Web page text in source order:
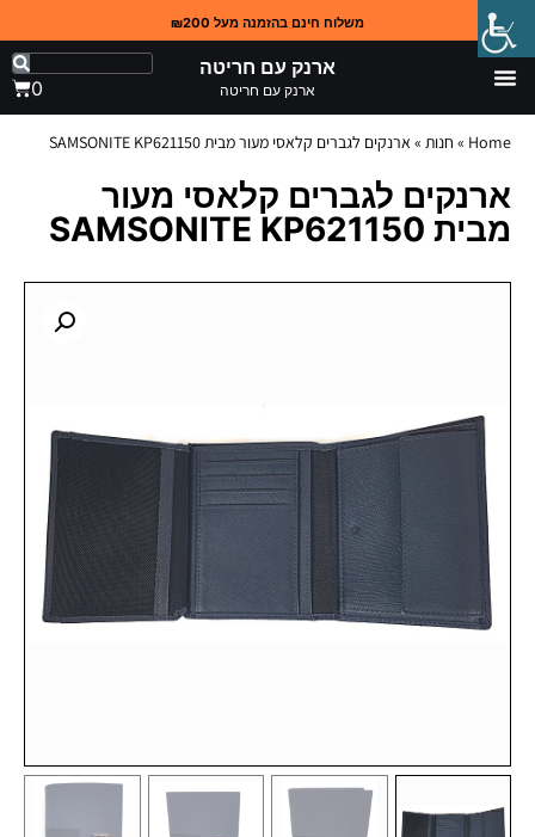
משלוח חינם בהזמנה מעל ₪200
ארנק עם חריטה
ארנק עם חריטה 0
Home
» חנות » ארנקים לגברים קלאסי מעור מבית SAMSONITE KP621150
ארנקים לגברים קלאסי מעור
מבית SAMSONITE KP621150